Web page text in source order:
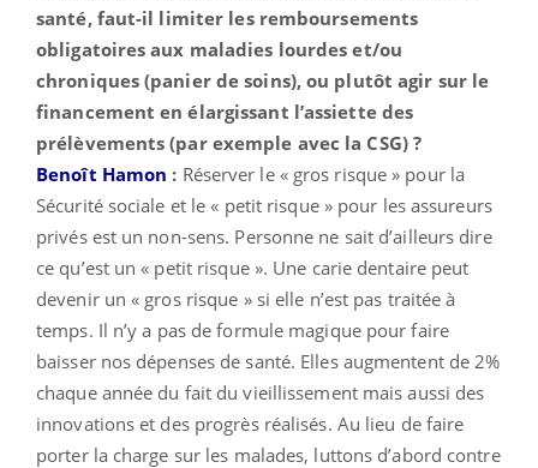
santé, faut-il limiter les remboursements
obligatoires aux maladies lourdes et/ou
chroniques (panier de soins), ou plutôt agir sur le
financement en élargissant l’assiette des
prélèvements (par exemple avec la CSG) ?
Benoît Hamon : Réserver le « gros risque » pour la
Sécurité sociale et le « petit risque » pour les assureurs
privés est un non-sens. Personne ne sait d’ailleurs dire
ce qu’est un « petit risque ». Une carie dentaire peut
devenir un « gros risque » si elle n’est pas traitée à
temps. Il n’y a pas de formule magique pour faire
baisser nos dépenses de santé. Elles augmentent de 2%
chaque année du fait du vieillissement mais aussi des
innovations et des progrès réalisés. Au lieu de faire
porter la charge sur les malades, luttons d’abord contre